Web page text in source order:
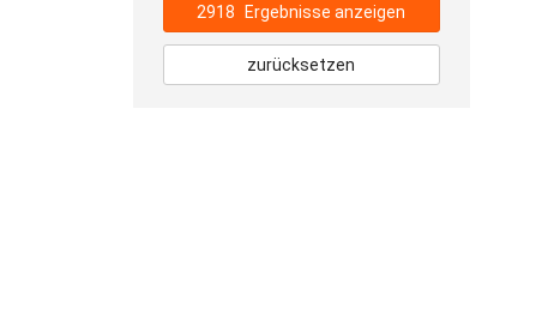
2918 Ergebnisse anzeigen
zurücksetzen